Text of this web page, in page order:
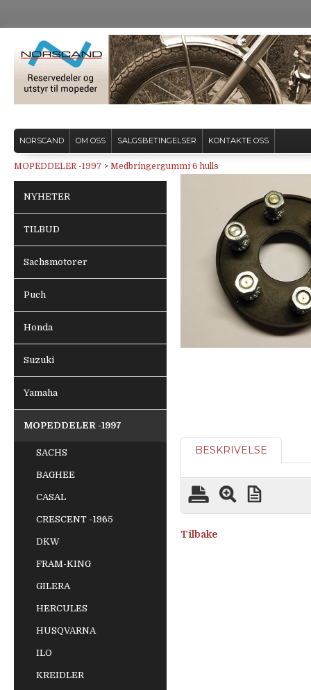
NORSCAND OM OSS SALGSBETINGELSER KONTAKTE OSS
MOPEDDELER -1997 > Medbringergummi 6 hulls
NYHETER
TILBUD
Sachsmotorer
Puch
Honda
Suzuki
Yamaha
MOPEDDELER -1997
SACHS
BAGHEE
CASAL
CRESCENT -1965
DKW
FRAM-KING
GILERA
HERCULES
HUSQVARNA
ILO
KREIDLER
BESKRIVELSE
Tilbake